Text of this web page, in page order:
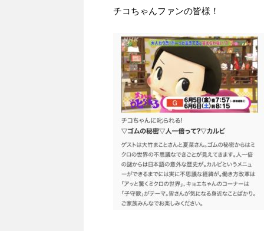
チコちゃんファンの皆様！